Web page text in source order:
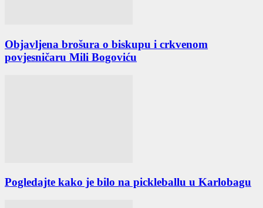
Objavljena brošura o biskupu i crkvenom
povjesničaru Mili Bogoviću
Pogledajte kako je bilo na pickleballu u Karlobagu